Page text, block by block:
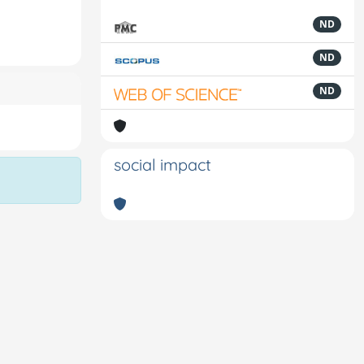
ND
ND
ND
social impact